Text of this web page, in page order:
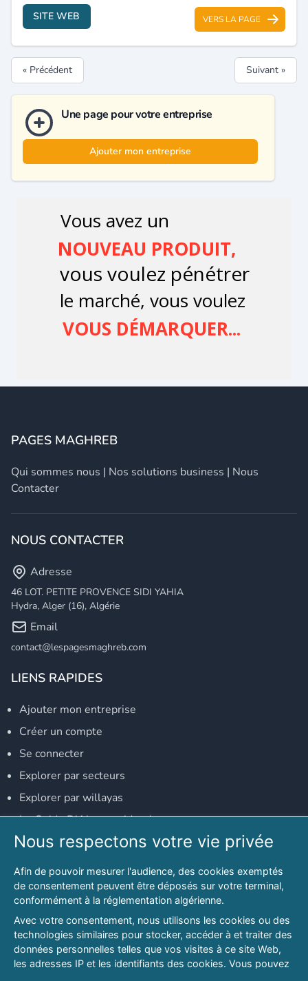
SITE WEB VERS LA PAGE
« Précédent Suivant »
Une page pour votre entreprise
Ajouter mon entreprise
PAGES MAGHREB
Qui sommes nous | Nos solutions business | Nous
Contacter
NOUS CONTACTER
Adresse
46 LOT. PETITE PROVENCE SIDI YAHIA
Hydra, Alger (16), Algérie
Email
contact@lespagesmaghreb.com
LIENS RAPIDES
Ajouter mon entreprise
Créer un compte
Se connecter
Explorer par secteurs
Explorer par willayas
Le Guide D'Alger, guide-alger.com
NOS RÉSEAUX SOCIAUX
Notre page Facebook
Notre page LinkedIn
Notre page Instagram
Notre page Twitter
Nous respectons votre vie privée
Afin de pouvoir mesurer l'audience, des cookies exemptés
de consentement peuvent être déposés sur votre terminal,
conformément à la réglementation algérienne.
Avec votre consentement, nous utilisons les cookies ou des
technologies similaires pour stocker, accéder à et traiter des
données personnelles telles que vos visites à ce site Web,
les adresses IP et les identifiants des cookies. Vous pouvez